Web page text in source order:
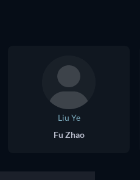
Liu Ye
Fu Zhao